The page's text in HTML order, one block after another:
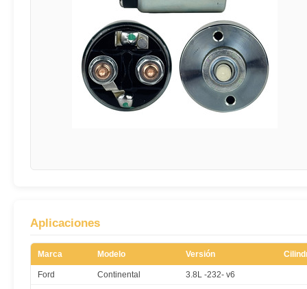
Aplicaciones
Marca Modelo Versión
Ford Continental 3.8L -232- v6